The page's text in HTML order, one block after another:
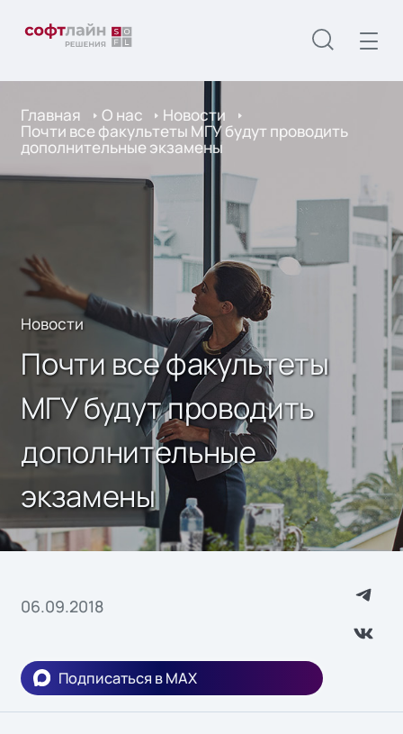
Главная О нас Новости
Почти все факультеты МГУ будут проводить
дополнительные экзамены
Новости
Почти все факультеты
МГУ будут проводить
дополнительные
экзамены
06.09.2018
Подписаться в MAX